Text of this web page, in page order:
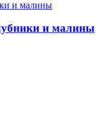
и малины